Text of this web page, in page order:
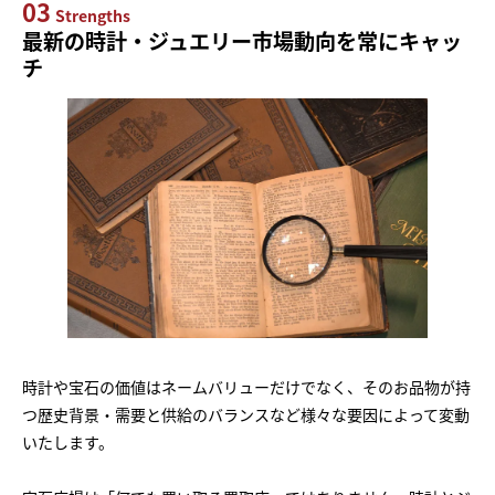
03 Strengths
最新の時計・ジュエリー市場動向を常にキャッ
チ
時計や宝石の価値はネームバリューだけでなく、そのお品物が持
つ歴史背景・需要と供給のバランスなど様々な要因によって変動
いたします。